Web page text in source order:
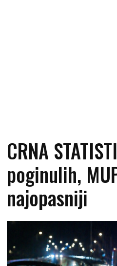
CRNA
poginulih,
najopasniji